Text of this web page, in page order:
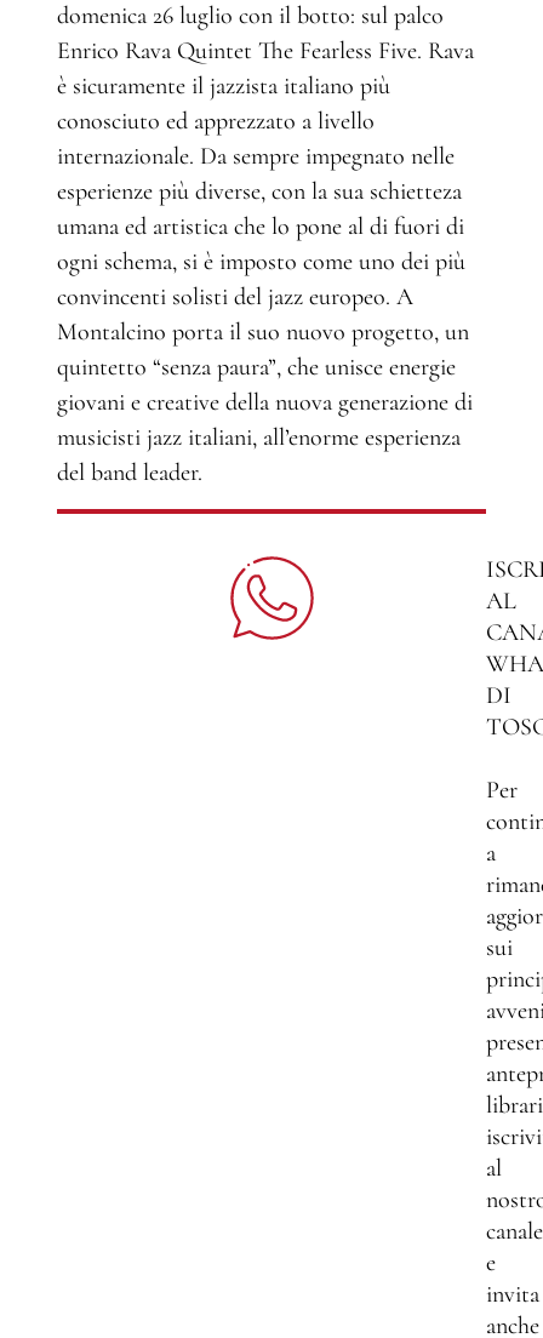
domenica 26 luglio con il botto: sul palco
Enrico Rava Quintet The Fearless Five. Rava
è sicuramente il jazzista italiano più
conosciuto ed apprezzato a livello
internazionale. Da sempre impegnato nelle
esperienze più diverse, con la sua schietteza
umana ed artistica che lo pone al di fuori di
ogni schema, si è imposto come uno dei più
convincenti solisti del jazz europeo. A
Montalcino porta il suo nuovo progetto, un
quintetto “senza paura”, che unisce energie
giovani e creative della nuova generazione di
musicisti jazz italiani, all’enorme esperienza
del band leader.
AL
DI
Per
a
sui
al
canale
e
invita
anche